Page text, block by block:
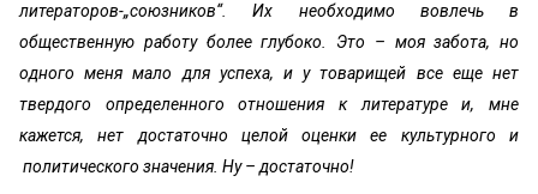
литераторов-„союзников“. Их необходимо вовлечь в
общественную работу более глубоко. Это – моя забота, но
одного меня мало для успеха, и у товарищей все еще нет
твердого определенного отношения к литературе и, мне
кажется, нет достаточно целой оценки ее культурного и
политического значения. Ну – достаточно!